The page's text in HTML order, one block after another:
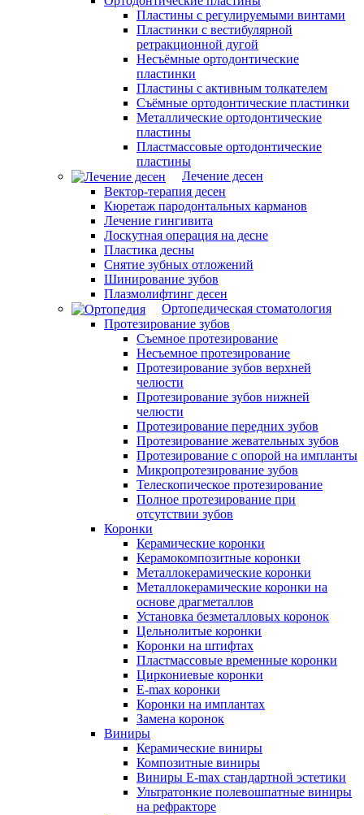
Пластины с регулируемыми винтами
Пластинки с вестибулярной
ретракционной дугой
Несъёмные ортодонтические
пластинки
Пластины с активным толкателем
Съёмные ортодонтические пластинки
Металлические ортодонтические
пластины
Пластмассовые ортодонтические
пластины
Лечение десен
Вектор-терапия десен
Кюретаж пародонтальных карманов
Лечение гингивита
Лоскутная операция на десне
Пластика десны
Снятие зубных отложений
Шинирование зубов
Плазмолифтинг десен
Ортопедическая стоматология
Протезирование зубов
Съемное протезирование
Несъемное протезирование
Протезирование зубов верхней
челюсти
Протезирование зубов нижней
челюсти
Протезирование передних зубов
Протезирование жевательных зубов
Протезирование с опорой на импланты
Микропротезирование зубов
Телескопическое протезирование
Полное протезирование при
отсутствии зубов
Коронки
Керамические коронки
Керамокомпозитные коронки
Металлокерамические коронки
Металлокерамические коронки на
основе драгметаллов
Установка безметалловых коронок
Цельнолитые коронки
Коронки на штифтах
Пластмассовые временные коронки
Циркониевые коронки
E-max коронки
Коронки на имплантах
Замена коронок
Виниры
Керамические виниры
Композитные виниры
Виниры E-max стандартной эстетики
Ультратонкие полевошпатные виниры
на рефракторе